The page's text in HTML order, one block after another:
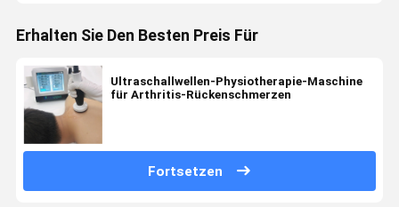
Erhalten Sie Den Besten Preis Für
Ultraschallwellen-Physiotherapie-Maschine
für Arthritis-Rückenschmerzen
Fortsetzen